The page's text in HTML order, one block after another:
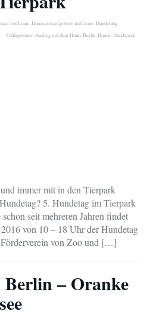
mit Leine,Hundeauslaufgebiete mit Leine,Hundeblog,
Schlagwörter:Ausflug mit dem Hund,Berlin,Hunde,Hundepark
immer mit in den Tierpark
5. Hundetag im Tierpark
seit mehreren Jahren findet
von 10 – 18 Uhr der Hundetag
von Zoo und […]
– Oranke